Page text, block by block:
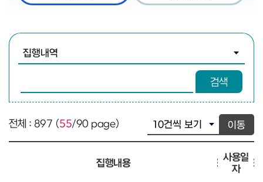
검색
전체 : 897 (55/90 page) 이동
집행내용
사용일
자